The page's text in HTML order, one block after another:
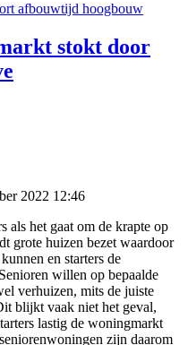
afbouwtijd hoogbouw
stokt door
2022 12:46
het gaat om de krapte op
grote huizen bezet waardoor
en starters de
willen op bepaalde
verhuizen, mits de juiste
blijkt vaak niet het geval,
lastig de woningmarkt
zijn daarom